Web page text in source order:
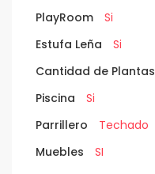
PlayRoom
Si
Estufa Leña
Si
Cantidad de Plantas
Piscina
Si
Parrillero
Techado
Muebles
SI